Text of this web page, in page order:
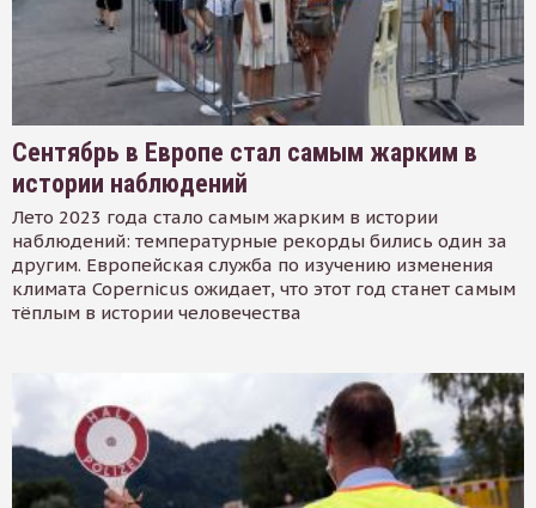
Сентябрь в Европе стал самым жарким в
истории наблюдений
Лето 2023 года стало самым жарким в истории
наблюдений: температурные рекорды бились один за
другим. Европейская служба по изучению изменения
климата Copernicus ожидает, что этот год станет самым
тёплым в истории человечества